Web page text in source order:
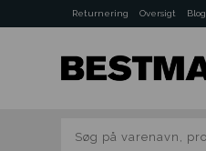
Returnering Oversigt Blog